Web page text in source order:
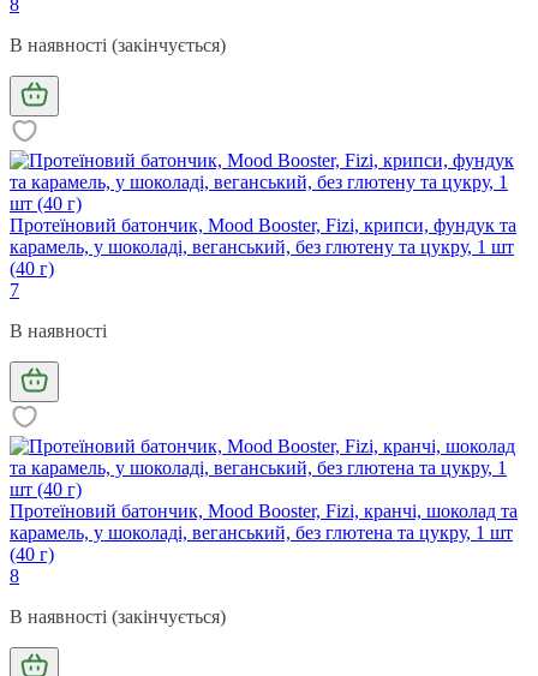
В наявності (закінчується)
Протеїновий батончик, Mood Booster, Fizi, крипси, фундук та
карамель, у шоколаді, веганський, без глютену та цукру, 1 шт
(40 г)
7
В наявності
Протеїновий батончик, Mood Booster, Fizi, кранчі, шоколад та
карамель, у шоколаді, веганський, без глютена та цукру, 1 шт
(40 г)
8
В наявності (закінчується)